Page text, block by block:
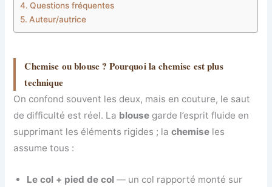
Questions fréquentes
Auteur/autrice
Chemise ou blouse ? Pourquoi la chemise est plus
technique
On confond souvent les deux, mais en couture, le saut
de difficulté est réel. La blouse garde l’esprit fluide en
supprimant les éléments rigides ; lachemise les
assume tous :
Le col + pied de col — un col rapporté monté sur